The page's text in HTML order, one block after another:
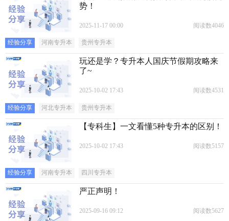
势！
2025-11-17 00:00 阅读数4046
经验分享 河南专升本 贵州专升本
玩还是学？专升本人国庆节假期攻略来
了~
2025-10-02 17:43 阅读数4531
经验分享 河北专升本 贵州专升本
【专科生】一文看懂5种专升本的区别！
2025-10-02 17:43 阅读数5157
经验分享 河南专升本 四川专升本
严正声明！
2025-09-16 09:12 阅读数5627